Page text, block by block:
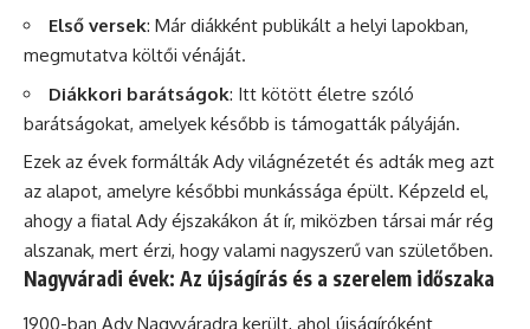
Első versek: Már diákként publikált a helyi lapokban,
megmutatva költői vénáját.
Diákkori barátságok: Itt kötött életre szóló
barátságokat, amelyek később is támogatták pályáján.
Ezek az évek formálták Ady világnézetét és adták meg azt
az alapot, amelyre későbbi munkássága épült. Képzeld el,
ahogy a fiatal Ady éjszakákon át ír, miközben társai már rég
alszanak, mert érzi, hogy valami nagyszerű van születőben.
Nagyváradi évek: Az újságírás és a szerelem időszaka
1900-ban Ady Nagyváradra került, ahol újságíróként